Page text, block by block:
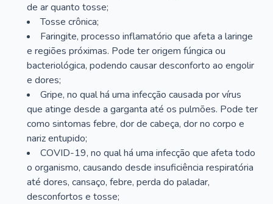
de ar quanto tosse;
Tosse crônica;
Faringite, processo inflamatório que afeta a laringe
e regiões próximas. Pode ter origem fúngica ou
bacteriológica, podendo causar desconforto ao engolir
e dores;
Gripe, no qual há uma infecção causada por vírus
que atinge desde a garganta até os pulmões. Pode ter
como sintomas febre, dor de cabeça, dor no corpo e
nariz entupido;
COVID-19, no qual há uma infecção que afeta todo
o organismo, causando desde insuficiência respiratória
até dores, cansaço, febre, perda do paladar,
desconfortos e tosse;